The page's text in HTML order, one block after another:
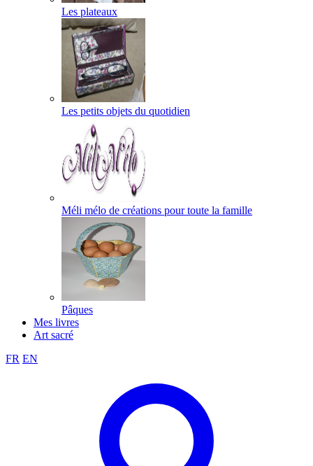
Les plateaux
Les petits objets du quotidien
Méli mélo de créations pour toute la famille
Pâques
Mes livres
Art sacré
FR EN